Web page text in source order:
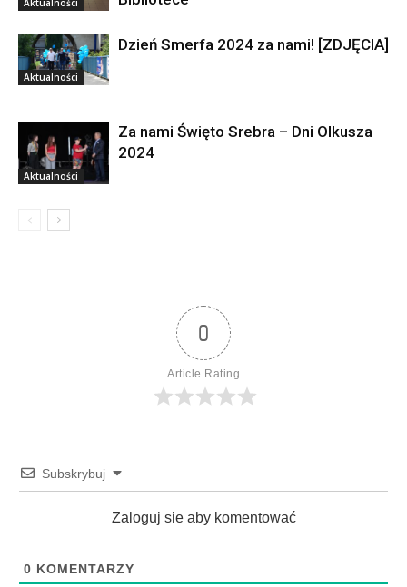
Aktualności
Aktualności
Dzień Smerfa 2024 za nami! [ZDJĘCIA]
Aktualności
Za nami Święto Srebra – Dni Olkusza
2024
0
Article Rating
Subskrybuj
Zaloguj sie aby komentować
0 KOMENTARZY